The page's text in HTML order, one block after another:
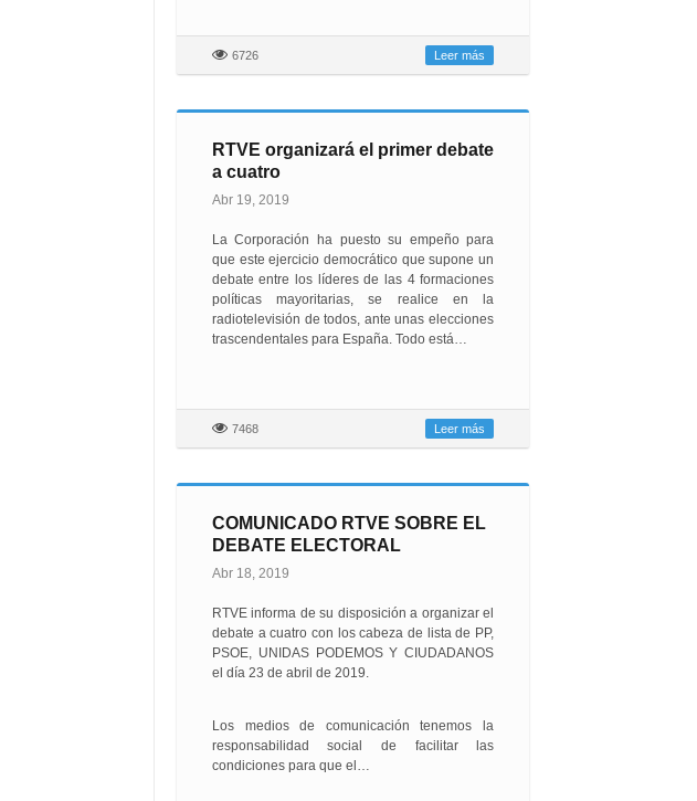
6726 Leer más
RTVE organizará el primer debate
a cuatro
Abr 19, 2019
La Corporación ha puesto su empeño para
que este ejercicio democrático que supone un
debate entre los líderes de las 4 formaciones
políticas mayoritarias, se realice en la
radiotelevisión de todos, ante unas elecciones
trascendentales para España. Todo está…
7468 Leer más
COMUNICADO RTVE SOBRE EL
DEBATE ELECTORAL
Abr 18, 2019
RTVE informa de su disposición a organizar el
debate a cuatro con los cabeza de lista de PP,
PSOE, UNIDAS PODEMOS Y CIUDADANOS
el día 23 de abril de 2019.
Los medios de comunicación tenemos la
responsabilidad social de facilitar las
condiciones para que el…